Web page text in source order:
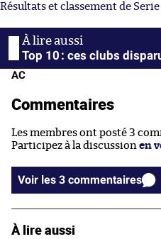
Résultats et classement de Serie
Top 10 : ces clubs
AC
Commentaires
Les membres ont posté 3
Participez à la discussion en
Voir les 3 commentaires
À lire aussi